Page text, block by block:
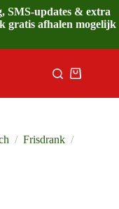
SMS-updates & extra
gratis afhalen mogelijk
/ Frisdrank /